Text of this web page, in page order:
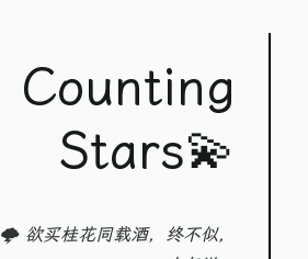
Counting
Stars💫
🌩️ 欲买桂花同载酒，终不似，